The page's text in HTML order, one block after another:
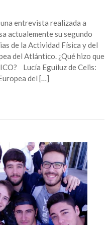
entrevista realizada a
actualemente su segundo
de la Actividad Física y del
del Atlántico. ¿Qué hizo que
Lucía Eguiluz de Celis:
del […]